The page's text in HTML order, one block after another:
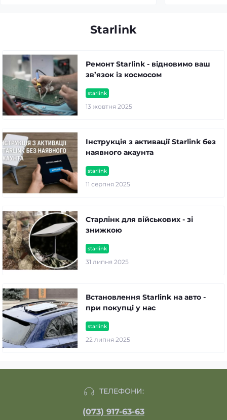
Starlink
starlink
13 жовтня 2025
Ремонт Starlink - відновимо ваш
зв’язок із космосом
starlink
11 серпня 2025
Інструкція з активації Starlink без
наявного акаунта
starlink
31 липня 2025
Старлінк для військових - зі
знижкою
starlink
22 липня 2025
Встановлення Starlink на авто -
при покупці у нас
ТЕЛЕФОНИ:
(073) 917-63-63